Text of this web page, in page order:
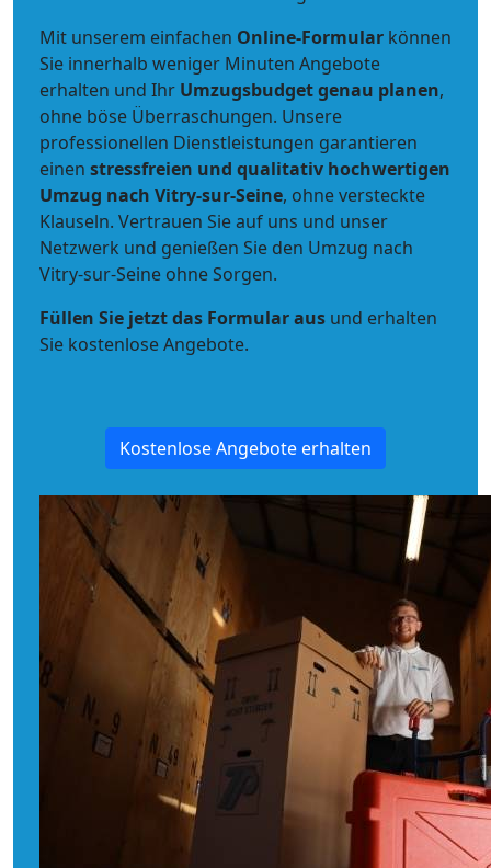
Mit unserem einfachen Online-Formular können
Sie innerhalb weniger Minuten Angebote
erhalten und Ihr Umzugsbudgetgenau planen,
ohne böse Überraschungen. Unsere
professionellen Dienstleistungen garantieren
einen stressfreien und qualitativ hochwertigen
Umzug nach Vitry-sur-Seine, ohne versteckte
Klauseln. Vertrauen Sie auf uns und unser
Netzwerk und genießen Sie den Umzug nach
Vitry-sur-Seine ohne Sorgen.
Füllen Sie jetzt das Formular aus und erhalten
Sie kostenlose Angebote.
Kostenlose Angebote erhalten